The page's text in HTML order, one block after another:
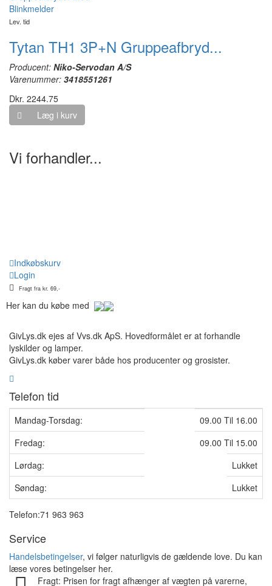
Lev. tid
Tytan TH1 3P+N Gruppeafbryd...
Producent: Niko-Servodan A/S
Varenummer: 3418551261
Dkr. 2244.75
Læg i kurv
Vi forhandler...
Indkøbskurv
Login
Fragt fra kr. 69,-
Her kan du købe med
GivLys.dk ejes af Vvs.dk ApS. Hovedformålet er at forhandle
lyskilder og lamper.
GivLys.dk køber varer både hos producenter og grosister.
Telefon tid
Mandag-Torsdag:
09.00 Til 16.00
Fredag:
09.00 Til 15.00
Lørdag:
Lukket
Søndag:
Lukket
Telefon:71 963 963
Service
Handelsbetingelser, vi følger naturligvis de gældende love. Du kan
læse vores betingelser her.
Fragt: Prisen for fragt afhænger af vægten på varerne,